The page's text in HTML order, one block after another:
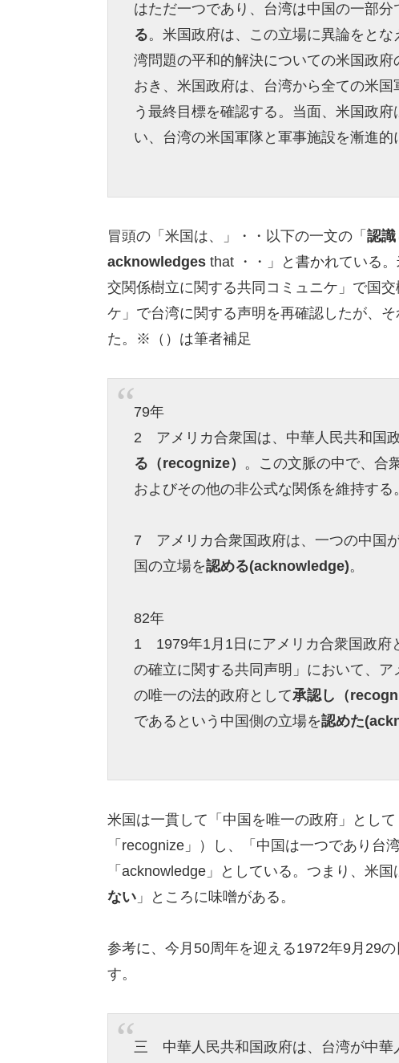
はただ一つであり、台湾は中国の一部
る。米国政府は、この立場に異論をと
湾問題の平和的解決についての米国政
おき、米国政府は、台湾から全ての米
う最終目標を確認する。当面、米国政
い、台湾の米国軍隊と軍事施設を漸進的
冒頭の「米国は、」・・以下の一文の「 認識
acknowledgesthat ・・」と書かれている
交関係樹立に関する共同コミュニケ」で国
ケ」で台湾に関する声明を再確認したが、
た。※（）は筆者補足
79年
2 アメリカ合衆国は、中華人民共和国
る（recognize） 。この文脈の中で、合
およびその他の非公式な関係を維持する
7 アメリカ合衆国政府は、一つの中国
国の立場を認める(acknowledge)。
82年
1 1979年1月1日にアメリカ合衆国政府
の確立に関する共同声明」において、
の唯一の法的政府として承認し（
であるという中国側の立場を認めた
米国は一貫して「中国を唯一の政府」とし
「recognize」）し、「中国は一つであり台
「acknowledge」としている。つまり、米
ない」ところに味噌がある。
参考に、今月50周年を迎える1972年9月29
す。
三 中華人民共和国政府は、台湾が中華